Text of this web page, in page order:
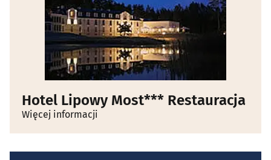
Hotel Lipowy Most*** Restauracja
Więcej informacji